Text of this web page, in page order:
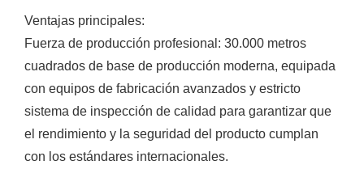
Ventajas principales:
Fuerza de producción profesional: 30.000 metros
cuadrados de base de producción moderna, equipada
con equipos de fabricación avanzados y estricto
sistema de inspección de calidad para garantizar que
el rendimiento y la seguridad del producto cumplan
con los estándares internacionales.